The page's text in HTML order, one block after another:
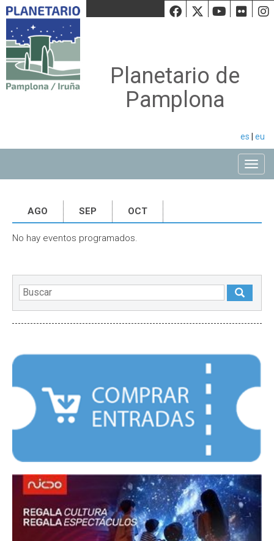
Facebook
Twiiter
Planetario de
Pamplona
es eu
AGO SEP OCT
No hay eventos programados.